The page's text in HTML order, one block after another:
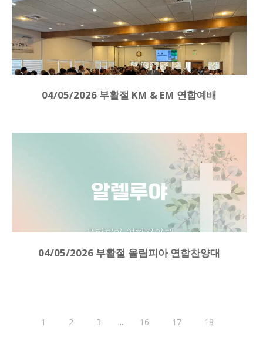
04/05/2026 부활절 KM & EM 연합예배
04/05/2026 부활절 올림피아 연합찬양대
1 2 3 .... 16 17 18